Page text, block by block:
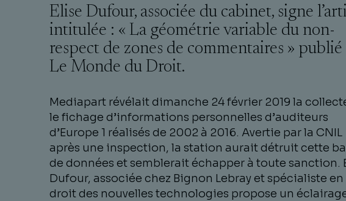
Elise Dufour, associée du cabinet, signe
intitulée : « La géométrie variable du non-
respect de zones de commentaires » publié
Le Monde du Droit.
Mediapart révélait dimanche 24 février 2019 la
le fichage d’informations personnelles d’auditeurs
d’Europe 1 réalisés de 2002 à 2016. Avertie par la CNIL
après une inspection, la station aurait détruit cette
de données et semblerait échapper à toute sanction.
Dufour, associée chez Bignon Lebray et spécialiste en
droit des nouvelles technologies propose un